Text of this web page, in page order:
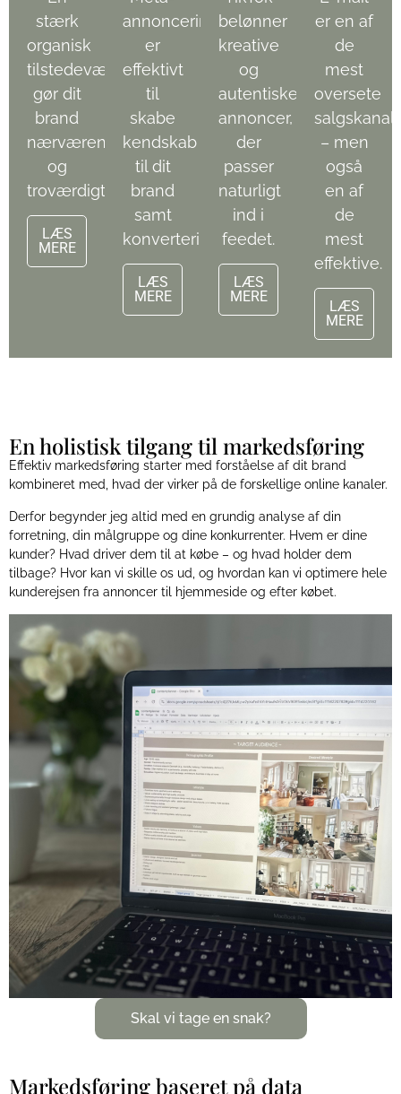
stærk
organisk
tilstedeværelse
gør dit
brand
nærværende
og
troværdigt
LÆS
MERE
annoncering
er
effektivt
til
skabe
kendskab
til dit
brand
samt
konverteringer.
LÆS
MERE
belønner
kreative
og
autentiske
annoncer,
der
passer
naturligt
ind i
feedet.
LÆS
MERE
er en af
de
mest
oversete
– men
også
en af
de
mest
effektive.
LÆS
MERE
En holistisk tilgang til markedsføring
Effektiv markedsføring starter med forståelse af dit brand
kombineret med, hvad der virker på de forskellige online kanaler.
Derfor begynder jeg altid med en grundig analyse af din
forretning, din målgruppe og dine konkurrenter. Hvem er dine
kunder? Hvad driver dem til at købe – og hvad holder dem
tilbage? Hvor kan vi skille os ud, og hvordan kan vi optimere hele
kunderejsen fra annoncer til hjemmeside og efter købet.
Skal vi tage en snak?
Markedsføring baseret på data